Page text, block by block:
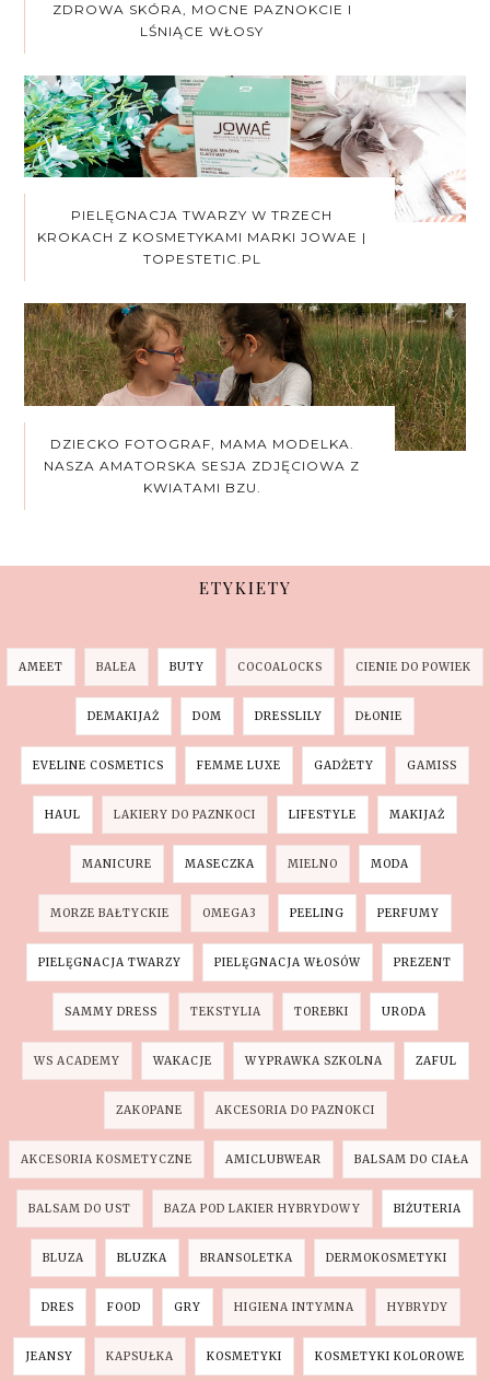
ZDROWA SKÓRA, MOCNE PAZNOKCIE I
LŚNIĄCE WŁOSY
PIELĘGNACJA TWARZY W TRZECH
KROKACH Z KOSMETYKAMI MARKI JOWAE |
TOPESTETIC.PL
DZIECKO FOTOGRAF, MAMA MODELKA.
NASZA AMATORSKA SESJA ZDJĘCIOWA Z
KWIATAMI BZU.
ETYKIETY
AMEET BALEA BUTY COCOALOCKS CIENIE DO POWIEK
DEMAKIJAŻ DOM DRESSLILY DŁONIE
EVELINE COSMETICS FEMME LUXE GADŻETY GAMISS
HAUL LAKIERY DO PAZNKOCI LIFESTYLE MAKIJAŻ
MANICURE MASECZKA MIELNO MODA
MORZE BAŁTYCKIE OMEGA3 PEELING PERFUMY
PIELĘGNACJA TWARZY PIELĘGNACJA WŁOSÓW PREZENT
SAMMY DRESS TEKSTYLIA TOREBKI URODA
WS ACADEMY WAKACJE WYPRAWKA SZKOLNA ZAFUL
ZAKOPANE AKCESORIA DO PAZNOKCI
AKCESORIA KOSMETYCZNE AMICLUBWEAR BALSAM DO CIAŁA
BALSAM DO UST BAZA POD LAKIER HYBRYDOWY BIŻUTERIA
BLUZA BLUZKA BRANSOLETKA DERMOKOSMETYKI
DRES FOOD GRY HIGIENA INTYMNA HYBRYDY
JEANSY KAPSUŁKA KOSMETYKI KOSMETYKI KOLOROWE